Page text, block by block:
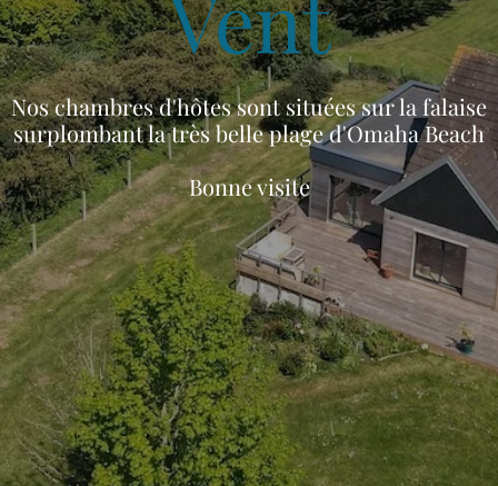
Nos chambres d'hôtes sont situées sur la falaise
surplombant la très belle plage d'Omaha Beach
Bonne visite